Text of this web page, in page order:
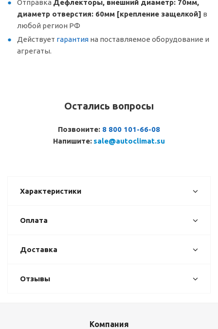
Отправка Дефлекторы, внешний диаметр: 70мм,
диаметр отверстия: 60мм [крепление защелкой] в
любой регион РФ
Действует гарантия на поставляемое оборудование и
агрегаты.
Остались вопросы
Позвоните: 8 800 101-66-08
Напишите: sale@autoclimat.su
Характеристики
Оплата
Доставка
Отзывы
Компания